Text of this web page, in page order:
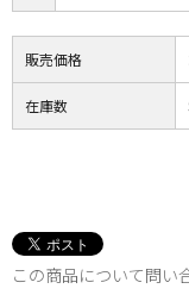
販売価格
在庫数
この商品について問い